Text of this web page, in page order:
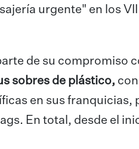
urgente" en los
de su compromiso
sobres de plástico,
en sus
En total, desde el